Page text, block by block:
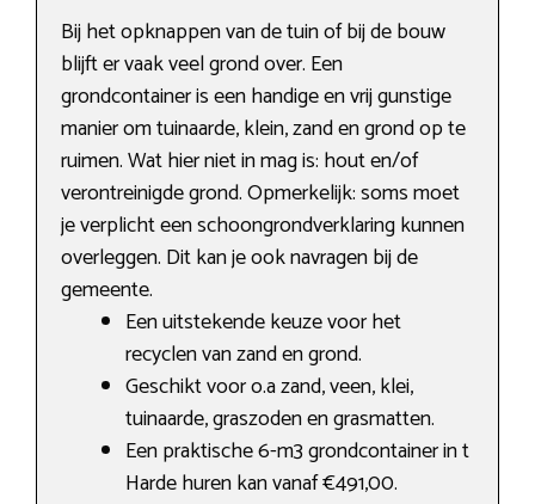
Bij het opknappen van de tuin of bij de bouw
blijft er vaak veel grond over. Een
grondcontainer is een handige en vrij gunstige
manier om tuinaarde, klein, zand en grond op te
ruimen. Wat hier niet in mag is: hout en/of
verontreinigde grond. Opmerkelijk: soms moet
je verplicht een schoongrondverklaring kunnen
overleggen. Dit kan je ook navragen bij de
gemeente.
Een uitstekende keuze voor het
recyclen van zand en grond.
Geschikt voor o.a zand, veen, klei,
tuinaarde, graszoden en grasmatten.
Een praktische 6-m3 grondcontainer in t
Harde huren kan vanaf €491,00.